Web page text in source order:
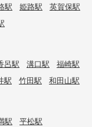
駅 姫路駅
英賀保駅
呂駅 溝口駅
福崎駅
駅 竹田駅 和田山駅
駅
平松駅